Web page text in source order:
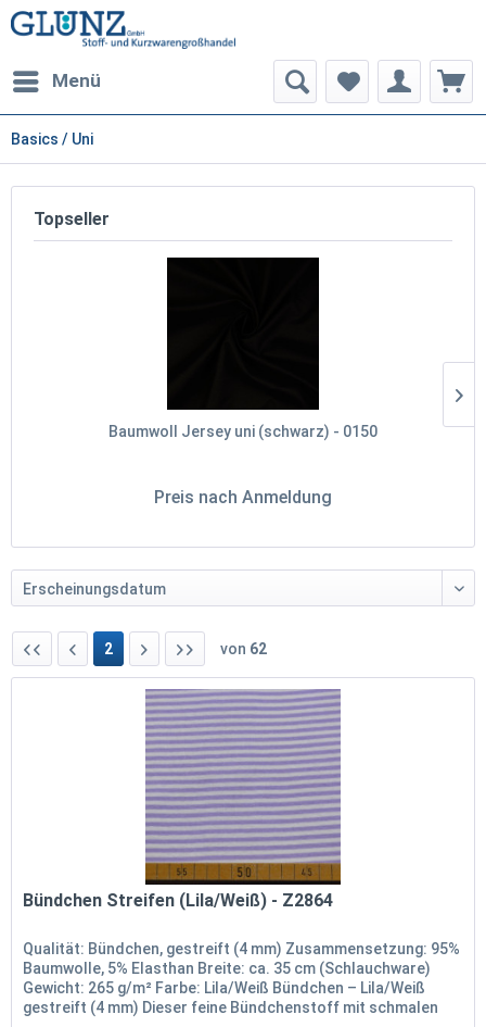
Menü
Basics / Uni
Topseller
Baumwoll Jersey uni (schwarz) - 0150
Preis nach Anmeldung
2 von 62
Bündchen Streifen (Lila/Weiß) - Z2864
Qualität: Bündchen, gestreift (4 mm) Zusammensetzung: 95%
Baumwolle, 5% Elasthan Breite: ca. 35 cm (Schlauchware)
Gewicht: 265 g/m² Farbe: Lila/Weiß Bündchen – Lila/Weiß
gestreift (4 mm) Dieser feine Bündchenstoff mit schmalen